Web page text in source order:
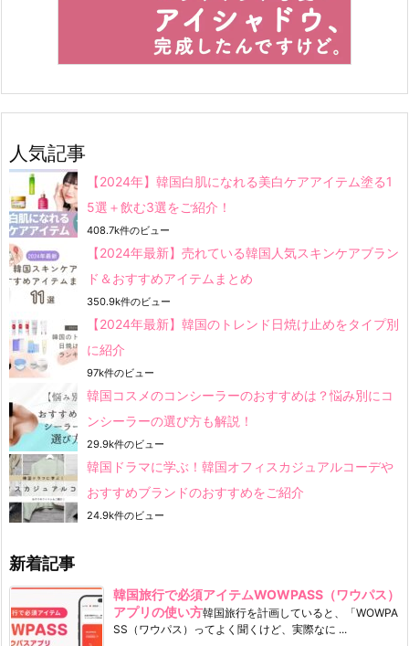
人気記事
【2024年】韓国白肌になれる美白ケアアイテム塗る1
5選＋飲む3選をご紹介！
408.7k件のビュー
【2024年最新】売れている韓国人気スキンケアブラン
ド＆おすすめアイテムまとめ
350.9k件のビュー
【2024年最新】韓国のトレンド日焼け止めをタイプ別
に紹介
97k件のビュー
韓国コスメのコンシーラーのおすすめは？悩み別にコ
ンシーラーの選び方も解説！
29.9k件のビュー
韓国ドラマに学ぶ！韓国オフィスカジュアルコーデや
おすすめブランドのおすすめをご紹介
24.9k件のビュー
新着記事
韓国旅行で必須アイテムWOWPASS（ワウパス）
アプリの使い方韓国旅行を計画していると、「WOWPA
SS（ワウパス）ってよく聞くけど、実際なに ...